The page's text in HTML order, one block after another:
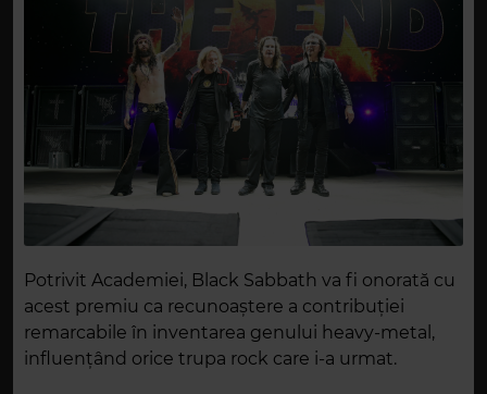
Potrivit Academiei, Black Sabbath va fi onorată cu
acest premiu ca recunoaștere a contribuției
remarcabile în inventarea genului heavy-metal,
influențând orice trupa rock care i-a urmat.